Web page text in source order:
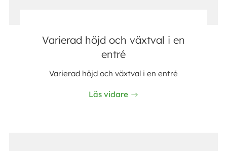
Varierad höjd och växtval i en
entré
Varierad höjd och växtval i en entré
Läs vidare